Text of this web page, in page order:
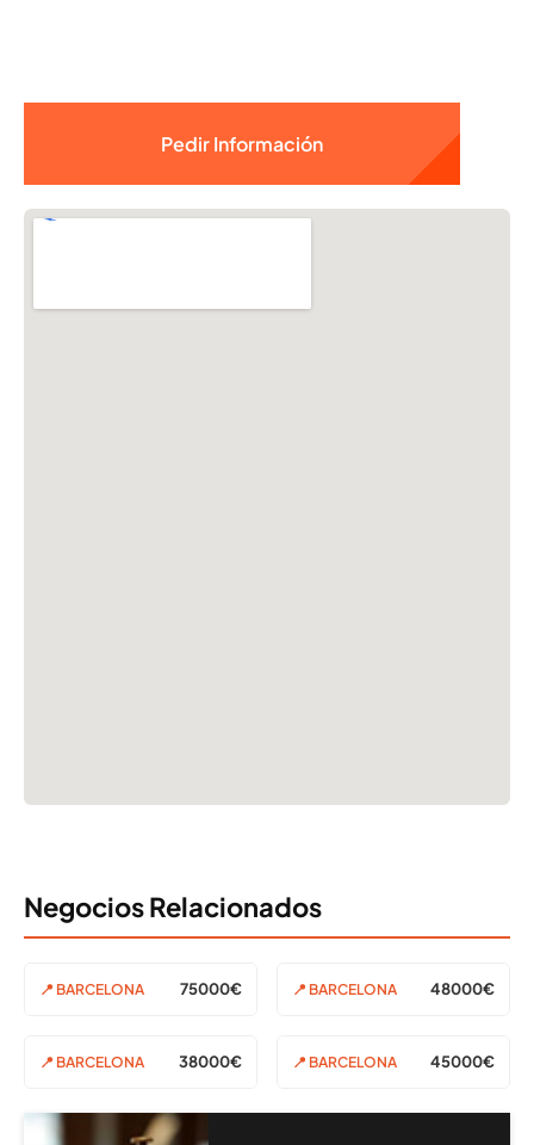
Pedir Información
Negocios Relacionados
📍 BARCELONA 75000€ 📍 BARCELONA 48000€
📍 BARCELONA 38000€ 📍 BARCELONA 45000€